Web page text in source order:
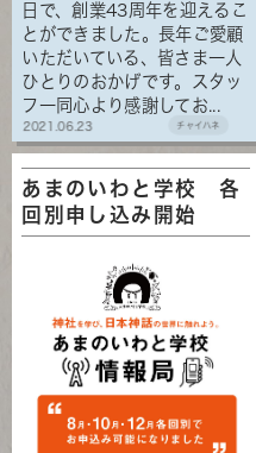
日で、創業43周年を迎えるこ
とができました。長年ご愛顧
いただいている、皆さま一人
ひとりのおかげです。スタッ
フ一同心より感謝してお...
2021.06.23 チャイハネ
あまのいわと学校 各
回別申し込み開始